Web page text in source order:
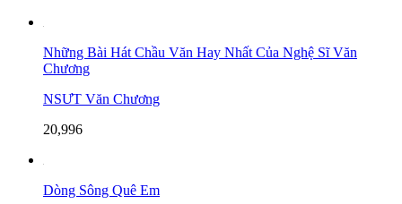
Những Bài Hát Chầu Văn Hay Nhất Của Nghệ Sĩ Văn
Chương
NSƯT Văn Chương
20,996
Dòng Sông Quê Em